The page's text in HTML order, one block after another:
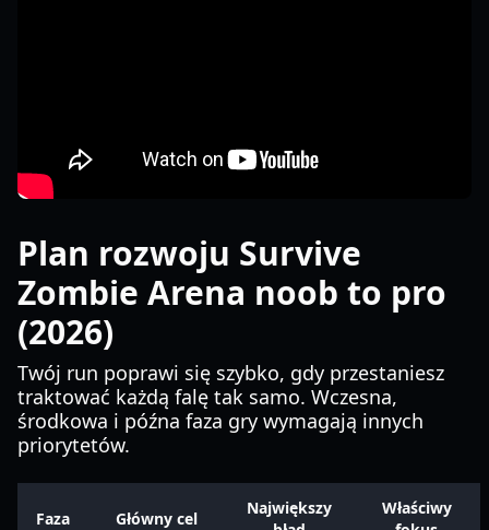
Plan rozwoju Survive
Zombie Arena noob to pro
(2026)
Twój run poprawi się szybko, gdy przestaniesz
traktować każdą falę tak samo. Wczesna,
środkowa i późna faza gry wymagają innych
priorytetów.
Faza Główny cel
Największy
Właściwy